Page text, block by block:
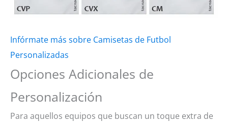
Infórmate más sobre Camisetas de Futbol
Personalizadas
Opciones Adicionales de
Personalización
Para aquellos equipos que buscan un toque extra de